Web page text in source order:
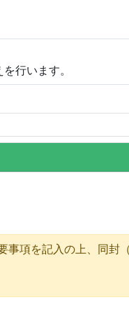
行います。
事項を記入の上、同封